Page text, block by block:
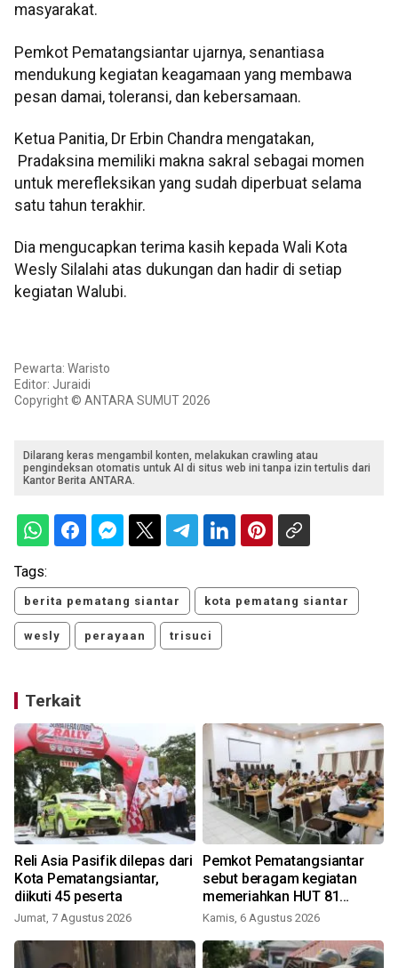
masyarakat.
Pemkot Pematangsiantar ujarnya, senantiasa
mendukung kegiatan keagamaan yang membawa
pesan damai, toleransi, dan kebersamaan.
Ketua Panitia, Dr Erbin Chandra mengatakan,
Pradaksina memiliki makna sakral sebagai momen
untuk merefleksikan yang sudah diperbuat selama
satu tahun terakhir.
Dia mengucapkan terima kasih kepada Wali Kota
Wesly Silalahi atas dukungan dan hadir di setiap
kegiatan Walubi.
Pewarta: Waristo
Editor: Juraidi
Copyright © ANTARA SUMUT 2026
Dilarang keras mengambil konten, melakukan crawling atau
pengindeksan otomatis untuk AI di situs web ini tanpa izin tertulis dari
Kantor Berita ANTARA.
Tags:
berita pematang siantar kota pematang siantar
wesly perayaan trisuci
Terkait
Reli Asia Pasifik dilepas dari
Kota Pematangsiantar,
diikuti 45 peserta
Jumat, 7 Agustus 2026
Pemkot Pematangsiantar
sebut beragam kegiatan
memeriahkan HUT 81
Kemerdekaan RI
Kamis, 6 Agustus 2026